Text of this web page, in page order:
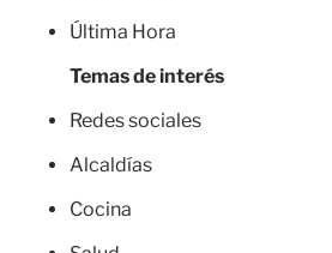
Última Hora
Temas de interés
Redes sociales
Alcaldías
Cocina